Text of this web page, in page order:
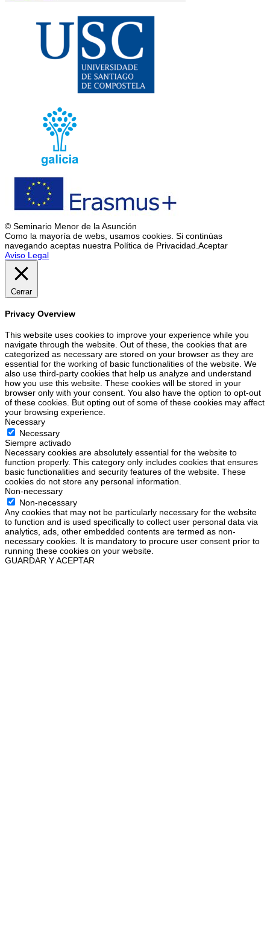
© Seminario Menor de la Asunción
Como la mayoría de webs, usamos cookies. Si continúas
navegando aceptas nuestra Política de Privacidad. Aceptar
Aviso Legal
Cerrar
Privacy Overview
This website uses cookies to improve your experience while you
navigate through the website. Out of these, the cookies that are
categorized as necessary are stored on your browser as they are
essential for the working of basic functionalities of the website. We
also use third-party cookies that help us analyze and understand
how you use this website. These cookies will be stored in your
browser only with your consent. You also have the option to opt-out
of these cookies. But opting out of some of these cookies may affect
your browsing experience.
Necessary
Necessary
Siempre activado
Necessary cookies are absolutely essential for the website to
function properly. This category only includes cookies that ensures
basic functionalities and security features of the website. These
cookies do not store any personal information.
Non-necessary
Non-necessary
Any cookies that may not be particularly necessary for the website
to function and is used specifically to collect user personal data via
analytics, ads, other embedded contents are termed as non-
necessary cookies. It is mandatory to procure user consent prior to
running these cookies on your website.
GUARDAR Y ACEPTAR